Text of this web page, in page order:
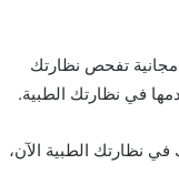
مجانية تفحص نظارتك
في نظارتك الطبية.
نظارتك الطبية الآن،